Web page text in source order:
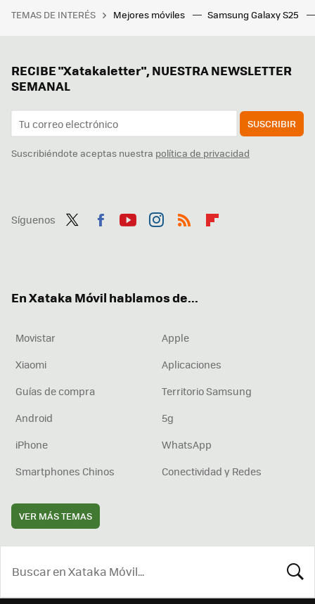
TEMAS DE INTERÉS Mejores móviles Samsung Galaxy S25
RECIBE "Xatakaletter", NUESTRA NEWSLETTER
SEMANAL
SUSCRIBIR
Suscribiéndote aceptas nuestra política de privacidad
Síguenos
En Xataka Móvil hablamos de...
Movistar
Apple
Xiaomi
Aplicaciones
Guías de compra
Territorio Samsung
Android
5g
iPhone
WhatsApp
Smartphones Chinos
Conectividad y Redes
VER MÁS TEMAS